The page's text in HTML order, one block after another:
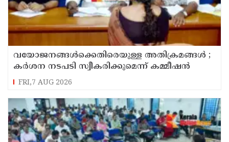
വയോജനങ്ങൾക്കെതിരെയുള്ള അതിക്രമങ്ങൾ ;
കർശന നടപടി സ്വീകരിക്കുമെന്ന് കമ്മീഷൻ
FRI,7 AUG 2026